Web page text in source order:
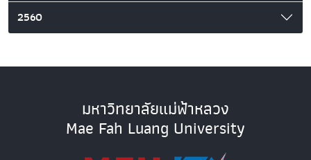
2560
มหาวิทยาลัยแม่ฟ้าหลวง
Mae Fah Luang University